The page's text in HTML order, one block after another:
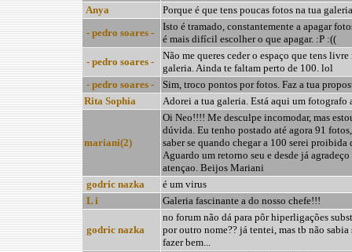
Anya
Porque é que tens poucas fotos na tua
- pedro soares -
Isto é tramado, constantemente a apagar
é mais difícil escolher o que apagar. :P :((
- pedro soares -
Não me queres ceder o espaço que tens livre
galeria. Ainda te faltam perto de 100. lol
- pedro soares -
Sim, troco pontos por fotos. Faz a tua
Rita Sophia
Adorei a tua galeria. Está aqui um fotografo
mariani(2)
Oi Neo!!!! Me desculpe incomodar, mas
dúvida. Eu tenho postado até agora 91
saber se quando chegar a 100 serei proibida
Aguardo um retorno seu e desde já agradeço
atençao. Beijos Mariani
godric nazka
é um virus
L i
Galeria fascinante a do nosso chefe!!!
godric nazka
no forum não dá para pôr hiperligações
por outro nome?? já tentei, mas tb não sabia
fazer bem...